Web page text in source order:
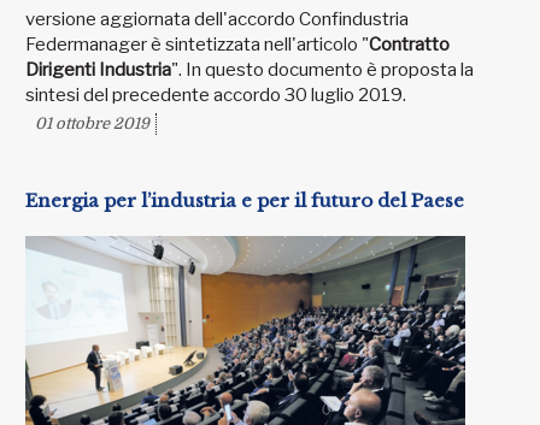
versione aggiornata dell'accordo Confindustria
Federmanager è sintetizzata nell'articolo "Contratto
Dirigenti Industria". In questo documento è proposta la
sintesi del precedente accordo 30 luglio 2019.
01 ottobre 2019
Energia per l’industria e per il futuro del Paese